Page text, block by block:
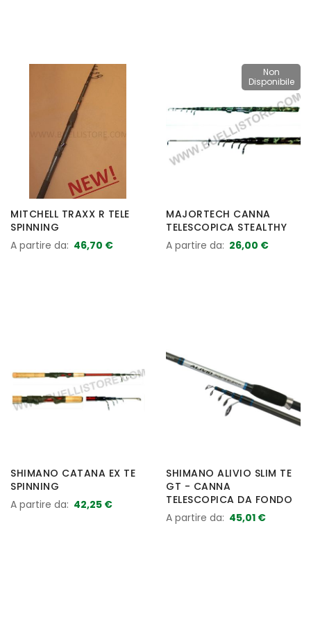
MITCHELL TRAXX R TELE
SPINNING
A partire da 46,70 €
Non
Disponibile
MAJORTECH CANNA
TELESCOPICA STEALTHY
A partire da 26,00 €
SHIMANO CATANA EX TE
SPINNING
A partire da 42,25 €
SHIMANO ALIVIO SLIM TE
GT - CANNA
TELESCOPICA DA FONDO
A partire da 45,01 €